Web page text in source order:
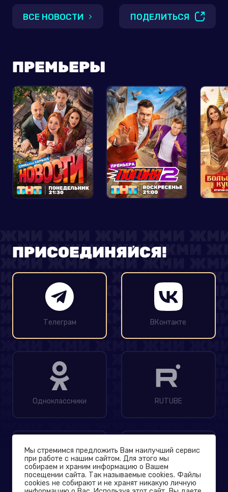
ВСЕ НОВОСТИ ПОДЕЛИТЬСЯ
ПРЕМЬЕРЫ
ПРИСОЕДИНЯЙСЯ!
Телеграм ВКонтакте
Одноклассники RUTUBE
MAX Дзен
Мы стремимся предложить Вам наилучший сервис
при работе с нашим сайтом. Для этого мы
собираем и храним информацию о Вашем
посещении сайта. Так называемые cookies. Файлы
cookies не собирают и не хранят никакую личную